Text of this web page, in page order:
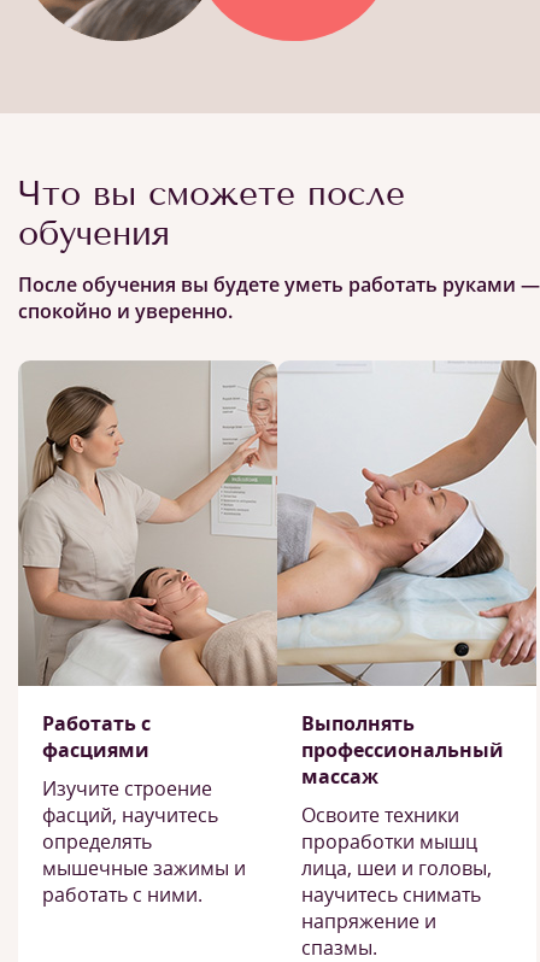
Что вы сможете после
обучения
После обучения вы будете уметь работать руками —
спокойно и уверенно.
Работать с
фасциями
Изучите строение
фасций, научитесь
определять
мышечные зажимы и
работать с ними.
Выполнять
профессиональный
массаж
Освоите техники
проработки мышц
лица, шеи и головы,
научитесь снимать
напряжение и
спазмы.